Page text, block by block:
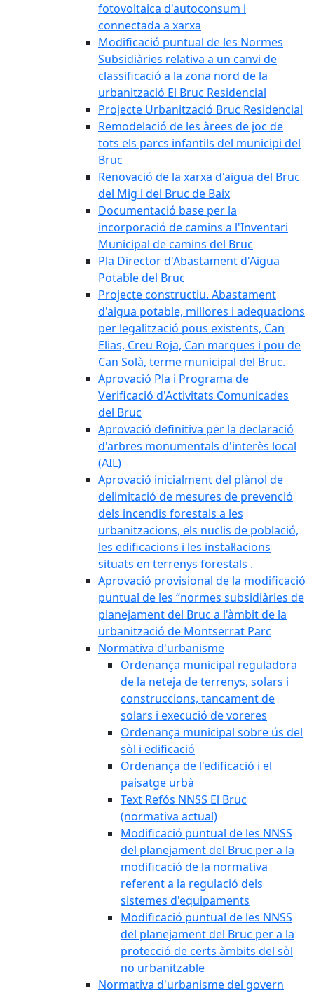
fotovoltaica d'autoconsum i
connectada a xarxa
Modificació puntual de les Normes
Subsidiàries relativa a un canvi de
classificació a la zona nord de la
urbanització El Bruc Residencial
Projecte Urbanització Bruc Residencial
Remodelació de les àrees de joc de
tots els parcs infantils del municipi del
Bruc
Renovació de la xarxa d'aigua del Bruc
del Mig i del Bruc de Baix
Documentació base per la
incorporació de camins a l'Inventari
Municipal de camins del Bruc
Pla Director d'Abastament d'Aigua
Potable del Bruc
Projecte constructiu. Abastament
d'aigua potable, millores i adequacions
per legalització pous existents, Can
Elias, Creu Roja, Can marques i pou de
Can Solà, terme municipal del Bruc.
Aprovació Pla i Programa de
Verificació d'Activitats Comunicades
del Bruc
Aprovació definitiva per la declaració
d'arbres monumentals d'interès local
(AIL)
Aprovació inicialment del plànol de
delimitació de mesures de prevenció
dels incendis forestals a les
urbanitzacions, els nuclis de població,
les edificacions i les instal·lacions
situats en terrenys forestals .
Aprovació provisional de la modificació
puntual de les “normes subsidiàries de
planejament del Bruc a l'àmbit de la
urbanització de Montserrat Parc
Normativa d'urbanisme
Ordenança municipal reguladora
de la neteja de terrenys, solars i
construccions, tancament de
solars i execució de voreres
Ordenança municipal sobre ús del
sòl i edificació
Ordenança de l'edificació i el
paisatge urbà
Text Refós NNSS El Bruc
(normativa actual)
Modificació puntual de les NNSS
del planejament del Bruc per a la
modificació de la normativa
referent a la regulació dels
sistemes d'equipaments
Modificació puntual de les NNSS
del planejament del Bruc per a la
protecció de certs àmbits del sòl
no urbanitzable
Normativa d'urbanisme del govern